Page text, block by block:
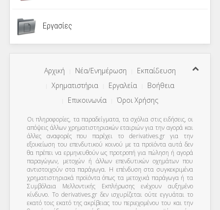
Εργασίες
Αρχική Νέα/Ενημέρωση
Εκπαίδευση
Χρηματιστήρια
Εργαλεία
Βοήθεια
Επικοινωνία
Όροι Χρήσης
Οι πληροφορίες, τα παραδείγματα, τα σχόλια στις ειδήσεις, οι
απόψεις άλλων χρηματιστηριακών εταιριών για την αγορά και
άλλες αναφορές που παρέχει το derivatives.gr για την
εξοικείωση του επενδυτικού κοινού με τα προϊόντα αυτά δεν
θα πρέπει να ερμηνευθούν ως προτροπή για πώληση ή αγορά
παραγώγων, μετοχών ή άλλων επενδυτικών οχημάτων που
αντιστοιχούν στα παράγωγα. Η επένδυση στα συγκεκριμένα
χρηματιστηριακά προϊόντα όπως τα μετοχικά παράγωγα ή τα
Συμβόλαια Μελλοντικής Εκπλήρωσης ενέχουν αυξημένο
κίνδυνο. Το derivatives.gr δεν ισχυρίζεται ούτε εγγυάται το
εκατό τοις εκατό της ακρίβειας του περιεχομένου του και την